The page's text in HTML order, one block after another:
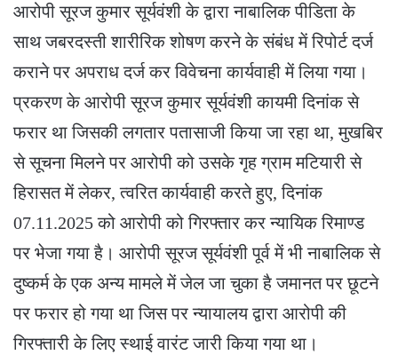
आरोपी सूरज कुमार सूर्यवंशी के द्वारा नाबालिक पीडिता के
साथ जबरदस्ती शारीरिक शोषण करने के संबंध में रिपोर्ट दर्ज
कराने पर अपराध दर्ज कर विवेचना कार्यवाही में लिया गया।
प्रकरण के आरोपी सूरज कुमार सूर्यवंशी कायमी दिनांक से
फरार था जिसकी लगतार पतासाजी किया जा रहा था, मुखबिर
से सूचना मिलने पर आरोपी को उसके गृह ग्राम मटियारी से
हिरासत में लेकर, त्वरित कार्यवाही करते हुए, दिनांक
07.11.2025 को आरोपी को गिरफ्तार कर न्यायिक रिमाण्ड
पर भेजा गया है। आरोपी सूरज सूर्यवंशी पूर्व में भी नाबालिक से
दुष्कर्म के एक अन्य मामले में जेल जा चुका है जमानत पर छूटने
पर फरार हो गया था जिस पर न्यायालय द्वारा आरोपी की
गिरफ्तारी के लिए स्थाई वारंट जारी किया गया था।